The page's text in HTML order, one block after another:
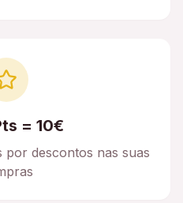
= 10€
por descontos nas suas